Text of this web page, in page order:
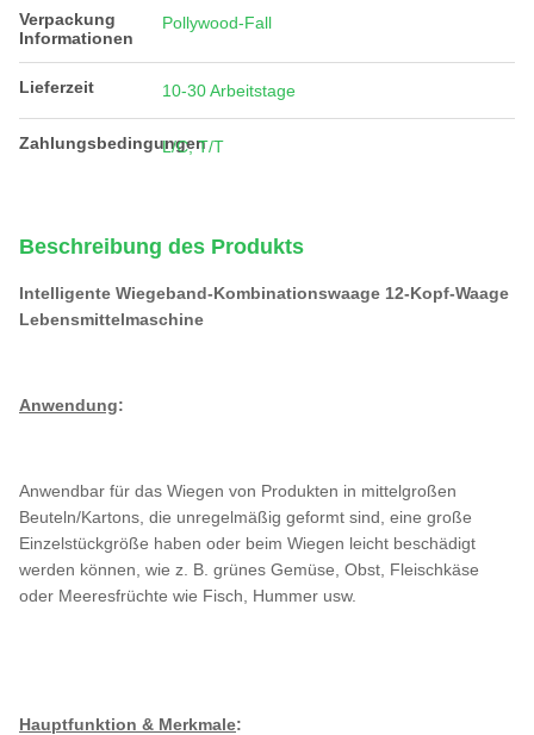
Verpackung
Informationen
Pollywood-Fall
Lieferzeit 10-30 Arbeitstage
Zahlungsbedingungen
L/C, T/T
Beschreibung des Produkts
Intelligente Wiegeband-Kombinationswaage 12-Kopf-Waage
Lebensmittelmaschine
Anwendung:
Anwendbar für das Wiegen von Produkten in mittelgroßen
Beuteln/Kartons, die unregelmäßig geformt sind, eine große
Einzelstückgröße haben oder beim Wiegen leicht beschädigt
werden können, wie z. B. grünes Gemüse, Obst, Fleischkäse
oder Meeresfrüchte wie Fisch, Hummer usw.
Hauptfunktion & Merkmale: